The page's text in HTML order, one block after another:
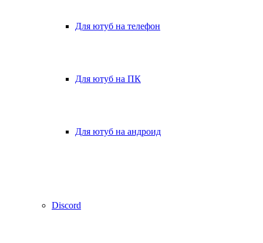
Для ютуб на телефон
Для ютуб на ПК
Для ютуб на андроид
Discord